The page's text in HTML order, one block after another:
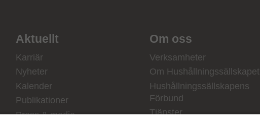
Aktuellt
Karriär
Nyheter
Kalender
Publikationer
Press & media
Om oss
Verksamheter
Om Hushållningssällskapet
Hushållningssällskapens
Förbund
Tjänster